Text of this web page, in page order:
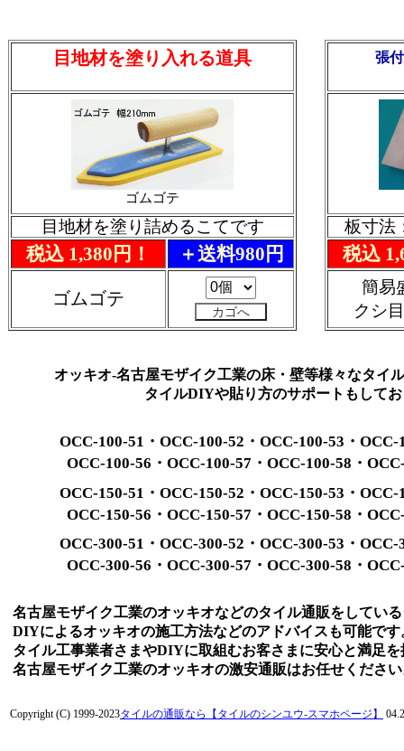
目地材を塗り入れる道具
ゴムゴテ
目地材を塗り詰めるこてです
税込 1,380円！ ＋送料980円
ゴムゴテ
張
板寸法
税込
簡易
クシ
OCC-300-51・OCC-300-52・OCC-300-53・
OCC-300-56・OCC-300-57・OCC-300-58・
名古屋モザイク工業のオッキオなどのタイル通販をしてい
DIYによるオッキオの施工方法などのアドバイスも可能です
タイル工事業者さまやDIYに取組むお客さまに安心と満足
名古屋モザイク工業のオッキオの激安通販はお任せくださ
OCC-150-51・OCC-150-52・OCC-150-53・
OCC-150-56・OCC-150-57・OCC-150-58・
オッキオ-名古屋モザイク工業の床・壁等様々なタイ
タイルDIYや貼り方のサポートもして
OCC-100-51・OCC-100-52・OCC-100-53・
OCC-100-56・OCC-100-57・OCC-100-58・
Copyright (C) 1999-2023タイルの通販なら【タイルのシンユウ-スマホページ】